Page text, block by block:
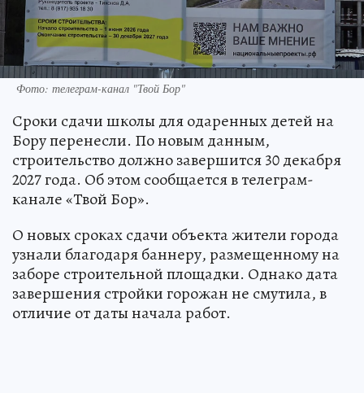
Фото: телеграм-канал "Твой Бор"
Сроки сдачи школы для одаренных детей на
Бору перенесли. По новым данным,
строительство должно завершится 30 декабря
2027 года. Об этом сообщается в телеграм-
канале «Твой Бор».
О новых сроках сдачи объекта жители города
узнали благодаря баннеру, размещенному на
заборе строительной площадки. Однако дата
завершения стройки горожан не смутила, в
отличие от даты начала работ.